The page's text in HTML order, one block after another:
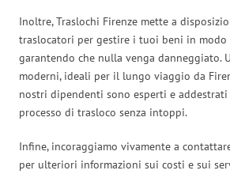
Inoltre, Traslochi Firenze mette a
traslocatori per gestire i tuoi beni in modo
garantendo che nulla venga danneggiato.
moderni, ideali per il lungo viaggio da
nostri dipendenti sono esperti e
processo di trasloco senza intoppi.
Infine, incoraggiamo vivamente a
per ulteriori informazioni sui costi e sui